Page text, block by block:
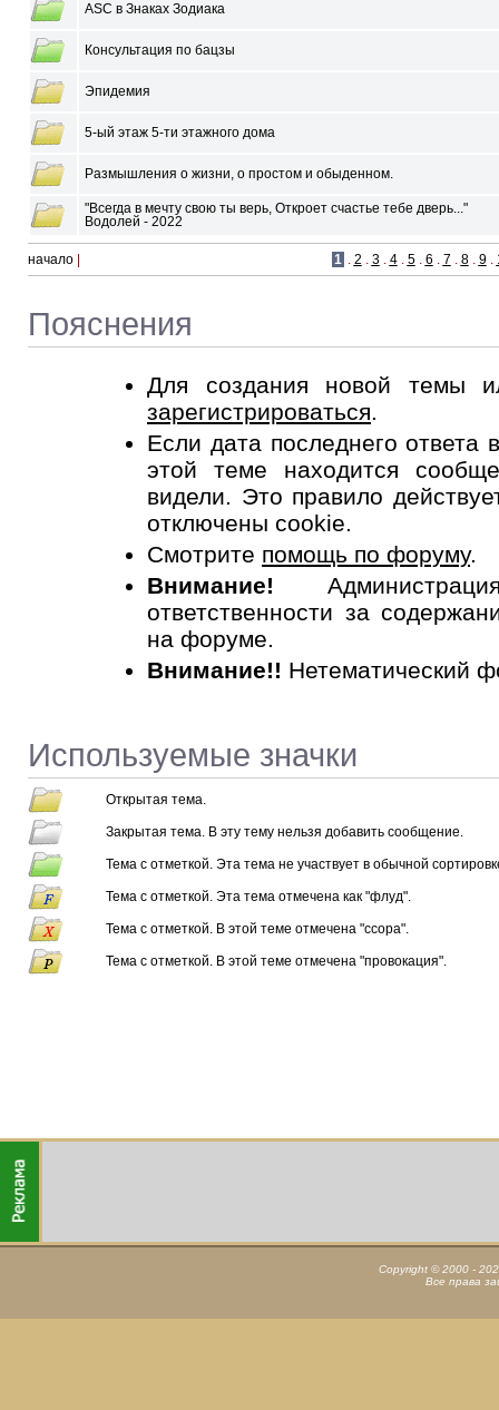
ASC в Знаках Зодиака
Консультация по бацзы
Эпидемия
5-ый этаж 5-ти этажного дома
Размышления о жизни, о простом и обыденном.
"Всегда в мечту свою ты верь, Откроет счастье тебе дверь..."
Водолей - 2022
начало 1 . 2 . 3 . 4 . 5 . 6 . 7 . 8 . 9 .
Пояснения
Для создания новой темы
зарегистрироваться.
Если дата последнего ответа
этой теме находится
видели. Это правило
отключены cookie.
Смотрите помощь по форуму.
Внимание!
ответственности за
на форуме.
Внимание!! Нетематический
Используемые значки
Открытая тема.
Закрытая тема. В эту тему нельзя добавить сообщение.
Тема с отметкой. Эта тема не участвует в обычной
Тема с отметкой. Эта тема отмечена как "флуд".
Тема с отметкой. В этой теме отмечена "ссора".
Тема с отметкой. В этой теме отмечена "провокация".
Copyright © 2000 -
Все права